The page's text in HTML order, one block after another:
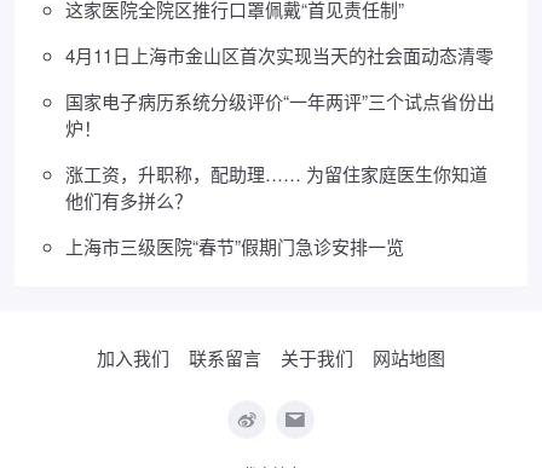
这家医院全院区推行口罩佩戴“首见责任制”
4月11日上海市金山区首次实现当天的社会面动态清零
国家电子病历系统分级评价“一年两评”三个试点省份出
炉！
涨工资，升职称，配助理…… 为留住家庭医生你知道
他们有多拼么？
上海市三级医院“春节”假期门急诊安排一览
加入我们 联系留言 关于我们 网站地图